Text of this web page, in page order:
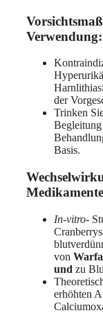
Verwendung:
der
Trinken
Basis.
In-vitro-
von
und zu
erhöhten